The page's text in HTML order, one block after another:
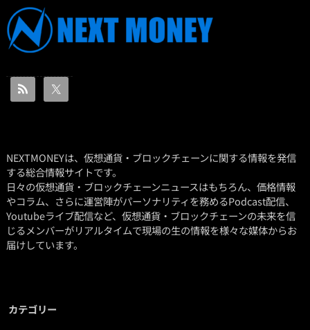
NEXTMONEYは、仮想通貨・ブロックチェーンに関する情報を発信
する総合情報サイトです。
日々の仮想通貨・ブロックチェーンニュースはもちろん、価格情報
やコラム、さらに運営陣がパーソナリティを務めるPodcast配信、
Youtubeライブ配信など、仮想通貨・ブロックチェーンの未来を信
じるメンバーがリアルタイムで現場の生の情報を様々な媒体からお
届けしています。
カテゴリー